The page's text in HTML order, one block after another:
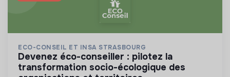
ECO-CONSEIL ET INSA STRASBOURG
devenez éco-conseiller : pilotez la
transformation socio-écologique des